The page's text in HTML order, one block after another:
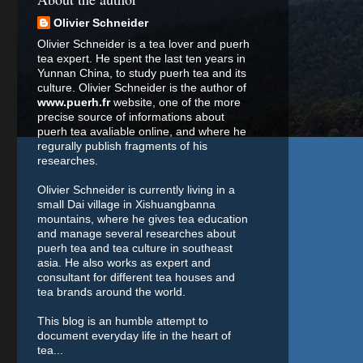
Olivier Schneider
Olivier Schneider is a tea lover and puerh
tea expert. He spent the last ten years in
Yunnan China, to study puerh tea and its
culture. Olivier Schneider is the author of
www.puerh.frwebsite, one of the more
precise source of informations about
puerh tea avaliable online, and where he
regurally publish fragments of his
researches.
Olivier Schneider is currently living in a
small Dai village in Xishuangbanna
mountains, where he gives tea education
and manage several researches about
puerh tea and tea culture in southeast
asia. He also works as expert and
consultant for different tea houses and
tea brands around the world.
This blog is an humble attempt to
document everyday life in the heart of
tea...